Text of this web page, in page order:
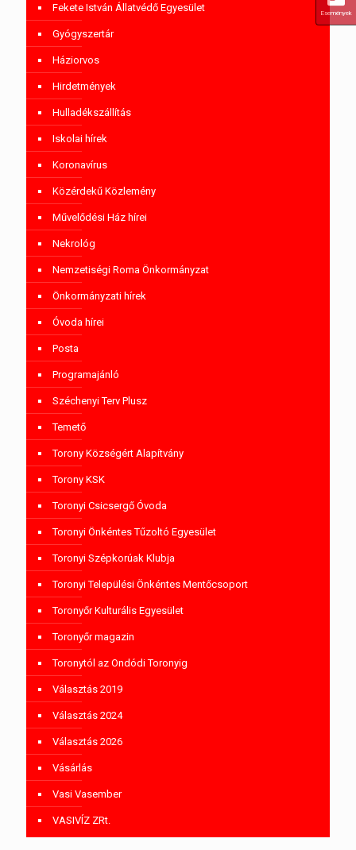
Fekete István Állatvédő Egyesület
Gyógyszertár
Háziorvos
Hirdetmények
Hulladékszállítás
Iskolai hírek
Koronavírus
Közérdekű Közlemény
Művelődési Ház hírei
Nekrológ
Nemzetiségi Roma Önkormányzat
Önkormányzati hírek
Óvoda hírei
Posta
Programajánló
Széchenyi Terv Plusz
Temető
Torony Községért Alapítvány
Torony KSK
Toronyi Csicsergő Óvoda
Toronyi Önkéntes Tűzoltó Egyesület
Toronyi Szépkorúak Klubja
Toronyi Települési Önkéntes Mentőcsoport
Toronyőr Kulturális Egyesület
Toronyőr magazin
Toronytól az Ondódi Toronyig
Választás 2019
Választás 2024
Választás 2026
Vásárlás
Vasi Vasember
VASIVÍZ ZRt.
Események